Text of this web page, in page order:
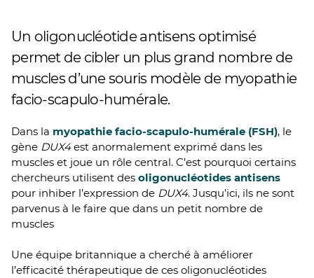
Un oligonucléotide antisens optimisé
permet de cibler un plus grand nombre de
muscles d’une souris modèle de myopathie
facio-scapulo-humérale.
Dans la myopathie facio-scapulo-humérale (FSH), le
gène DUX4est anormalement exprimé dans les
muscles et joue un rôle central. C’est pourquoi certains
chercheurs utilisent des oligonucléotides antisens
pour inhiber l’expression de DUX4. Jusqu’ici, ils ne sont
parvenus à le faire que dans un petit nombre de
muscles
Une équipe britannique a cherché à améliorer
l’efficacité thérapeutique de ces oligonucléotides